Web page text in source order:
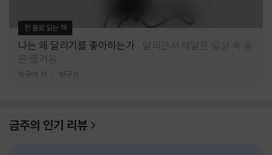
한 줄로 읽는 책
나는 왜 달리기를 좋아하는가
달리면서 깨달은 일상 속 숨
은 즐거움
방구석 저 방구석
금주의 인기 리뷰